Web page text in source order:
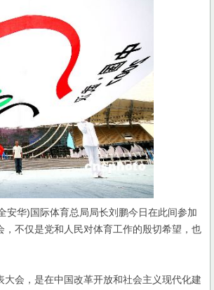
华)国际体育总局局长刘鹏今日在此间参加
不仅是党和人民对体育工作的殷切希望，也
会，是在中国改革开放和社会主义现代化建